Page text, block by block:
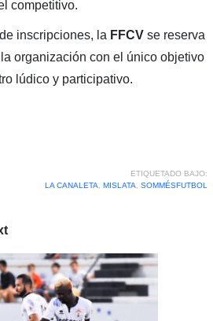
competitivo.
inscripciones, la FFCVse reserva
organización con el único objetivo
lúdico y participativo.
ETIQUETADO BAJO:
LA CANALETA, MISLATA, SOMMÉSFUTBOL